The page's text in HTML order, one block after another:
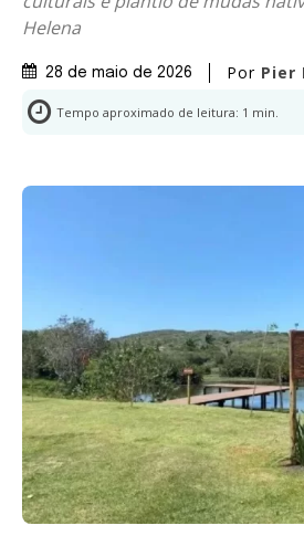
Helena
28 de maio de 2026 Por Pier
Tempo aproximado de leitura: 1 min.